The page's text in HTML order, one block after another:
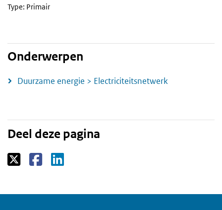
Type: Primair
Onderwerpen
Duurzame energie > Electriciteitsnetwerk
Deel deze pagina